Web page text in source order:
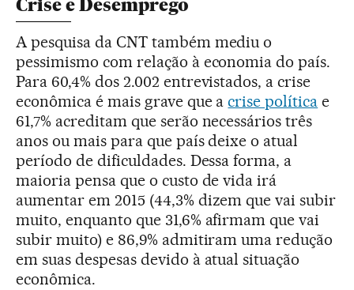
Crise e Desemprego
A pesquisa da CNT também mediu o
pessimismo com relação à economia do país.
Para 60,4% dos 2.002 entrevistados, a crise
econômica é mais grave que acrise política e
61,7% acreditam que serão necessários três
anos ou mais para que país deixe o atual
período de dificuldades. Dessa forma, a
maioria pensa que o custo de vida irá
aumentar em 2015 (44,3% dizem que vai subir
muito, enquanto que 31,6% afirmam que vai
subir muito) e 86,9% admitiram uma redução
em suas despesas devido à atual situação
econômica.